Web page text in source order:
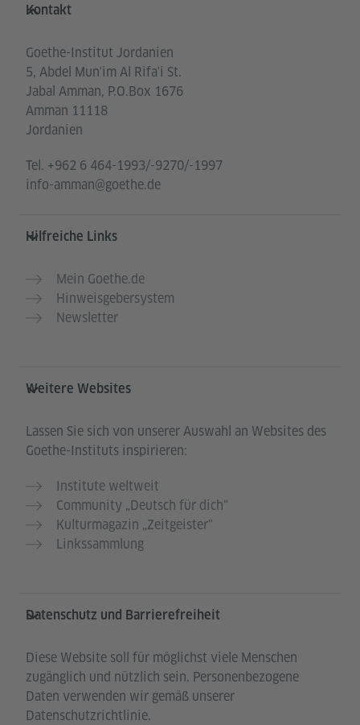
Kontakt
Goethe-Institut Jordanien
5, Abdel Mun'im Al Rifa'i St.
Jabal Amman, P.O.Box 1676
Amman 11118
Jordanien
Tel. +962 6 464-1993/-9270/-1997
info-amman@goethe.de
Hilfreiche Links
Mein Goethe.de
Hinweisgebersystem
Newsletter
Weitere Websites
Lassen Sie sich von unserer Auswahl an Websites des
Goethe-Instituts inspirieren:
Institute weltweit
Community „Deutsch für dich“
Kulturmagazin „Zeitgeister"
Linkssammlung
Datenschutz und Barrierefreiheit
Diese Website soll für möglichst viele Menschen
zugänglich und nützlich sein. Personenbezogene
Daten verwenden wir gemäß unserer
Datenschutzrichtlinie.